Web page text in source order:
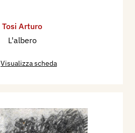
Tosi Arturo
L'albero
Visualizza scheda